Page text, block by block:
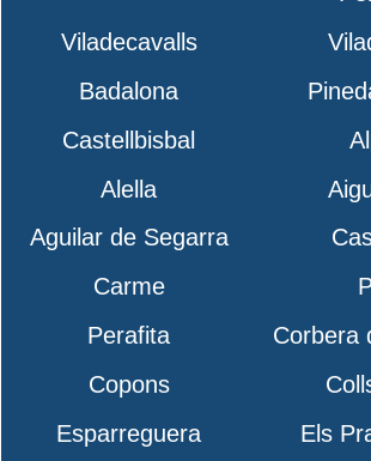
Viladecavalls
Badalona
Castellbisbal
Alella
Aguilar de Segarra
Carme
Perafita
Corbera
Copons
Esparreguera
Els